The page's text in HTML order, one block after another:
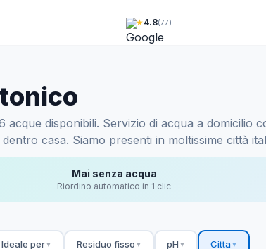
★4.8(77)
acque disponibili. Servizio di acqua a
casa. Siamo presenti in moltissime città
Mai senza acqua
Riordino automatico in 1 clic
Ideale per▼ Residuo fisso ▼ pH ▼ Citta▼